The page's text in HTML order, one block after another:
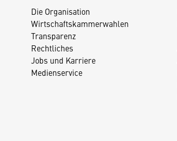
Die Organisation
Wirtschaftskammerwahlen
Transparenz
Rechtliches
Jobs und Karriere
Medienservice